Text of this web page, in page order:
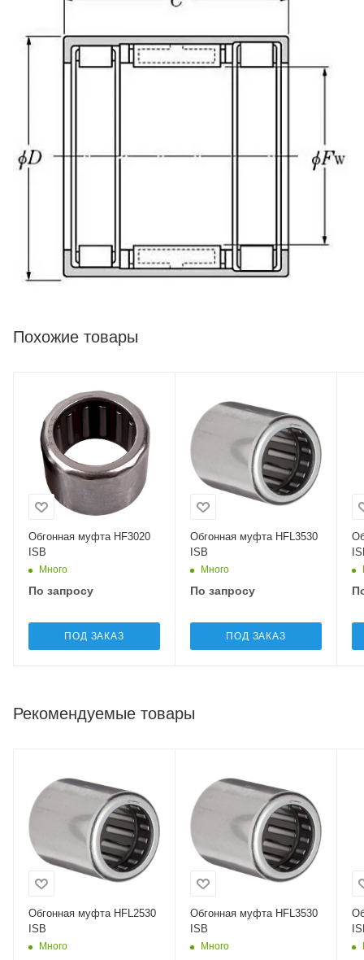
Похожие товары
Обгонная муфта HF3020
ISB
Много
По запросу
ПОД ЗАКАЗ
Обгонная муфта HFL3530
ISB
Много
По запросу
ПОД ЗАКАЗ
Рекомендуемые товары
Обгонная муфта HFL2530
ISB
Много
Обгонная муфта HFL3530
ISB
Много